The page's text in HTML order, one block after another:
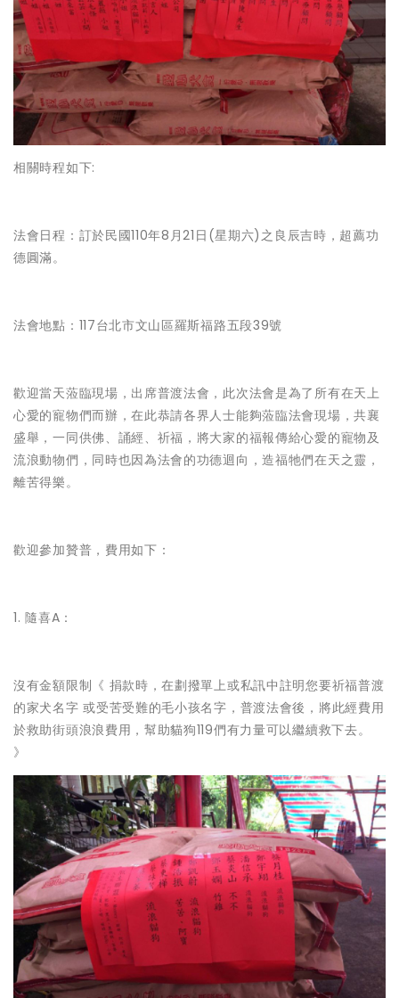
相關時程如下:
法會日程：訂於民國110年8月21日(星期六)之良辰吉時，超薦功
德圓滿。
法會地點：117台北市文山區羅斯福路五段39號
歡迎當天蒞臨現場，出席普渡法會，此次法會是為了所有在天上
心愛的寵物們而辦，在此恭請各界人士能夠蒞臨法會現場，共襄
盛舉，一同供佛、誦經、祈福，將大家的福報傳給心愛的寵物及
流浪動物們，同時也因為法會的功德迴向，造福牠們在天之靈，
離苦得樂。
歡迎參加贊普，費用如下：
1. 隨喜A：
沒有金額限制《 捐款時，在劃撥單上或私訊中註明您要祈福普渡
的家犬名字 或受苦受難的毛小孩名字，普渡法會後，將此經費用
於救助街頭浪浪費用，幫助貓狗119們有力量可以繼續救下去。
》